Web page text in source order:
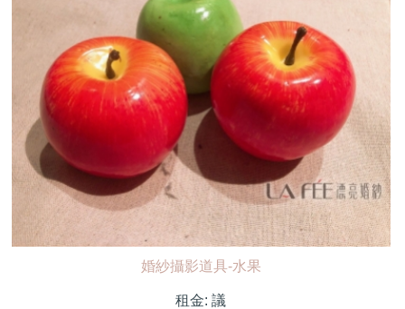
婚紗攝影道具-水果
租金:議